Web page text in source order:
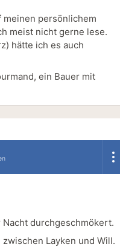
meinen persönlichem
meist nicht gerne lese.
hätte ich es auch
ein Bauer mit
durchgeschmökert.
Layken und Will.